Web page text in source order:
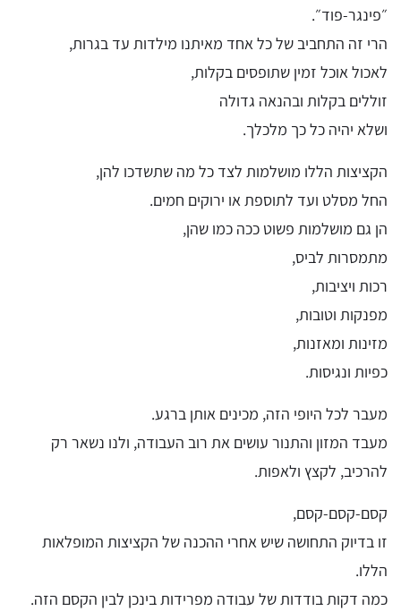
״פינגר-פוד״.
הרי זה התחביב של כל אחד מאיתנו מילדות עד בגרות,
לאכול אוכל זמין שתופסים בקלות,
זוללים בקלות ובהנאה גדולה
ושלא יהיה כל כך מלכלך.
הקציצות הללו מושלמות לצד כל מה שתשדכו להן,
החל מסלט ועד לתוספת או ירוקים חמים.
הן גם מושלמות פשוט ככה כמו שהן,
מתמסרות לביס,
רכות ויציבות,
מפנקות וטובות,
מזינות ומאזנות,
כפיות ונגיסות.
מעבר לכל היופי הזה, מכינים אותן ברגע.
מעבד המזון והתנור עושים את רוב העבודה, ולנו נשאר רק
להרכיב, לקצץ ולאפות.
קסם-קסם-קסם,
זו בדיוק התחושה שיש אחרי ההכנה של הקציצות המופלאות
הללו.
כמה דקות בודדות של עבודה מפרידות בינכן לבין הקסם הזה.